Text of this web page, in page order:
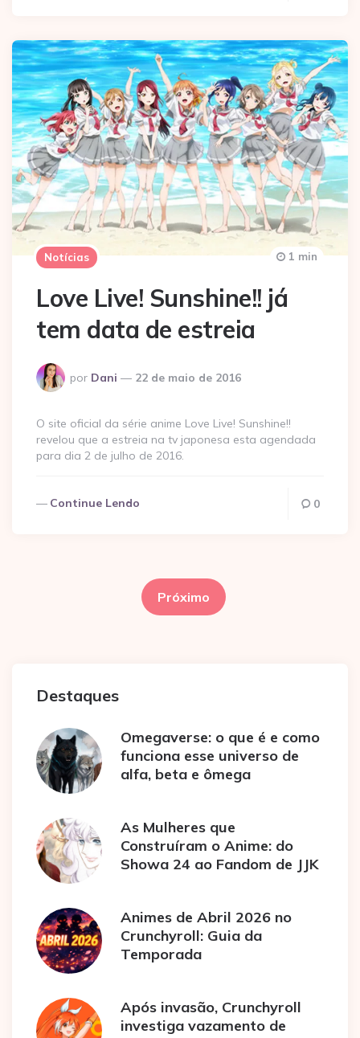
Notícias
Love Live! Sunshine!! já
tem data de estreia
Postado
por
por Dani 22 de maio de 2016
1 min
O site oficial da série anime Love Live! Sunshine!!
revelou que a estreia na tv japonesa esta agendada
para dia 2 de julho de 2016.
Continue Lendo 0
Próximo
Destaques
Omegaverse: o que é e como
funciona esse universo de
alfa, beta e ômega
As Mulheres que
Construíram o Anime: do
Showa 24 ao Fandom de JJK
Animes de Abril 2026 no
Crunchyroll: Guia da
Temporada
Após invasão, Crunchyroll
investiga vazamento de